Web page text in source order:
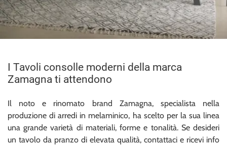
I Tavoli consolle moderni della marca
Zamagna ti attendono
Il noto e rinomato brand Zamagna, specialista nella
produzione di arredi in melaminico, ha scelto per la sua linea
una grande varietà di materiali, forme e tonalità. Se desideri
un tavolo da pranzo di elevata qualità, contattaci e ricevi info